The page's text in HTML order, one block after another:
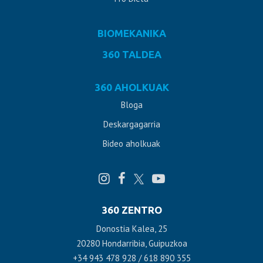
BIOMEKANIKA
360 TALDEA
360 AHOLKUAK
Bloga
Deskargagarria
Bideo aholkuak
360 ZENTRO
Donostia Kalea, 25
20280 Hondarribia, Guipuzkoa
+34 943 478 928 / 618 890 355